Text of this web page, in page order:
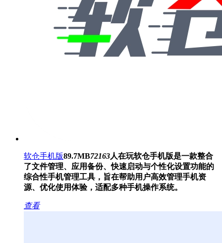
软仓手机版89.7MB72163人在玩软仓手机版是一款整合
了文件管理、应用备份、快速启动与个性化设置功能的
综合性手机管理工具，旨在帮助用户高效管理手机资
源、优化使用体验，适配多种手机操作系统。
查看